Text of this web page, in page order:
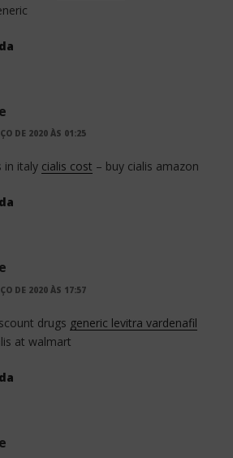
DE 2020 ÀS 01:25
in italy cialis cost – buy cialis amazon
DE 2020 ÀS 17:57
drugs generic levitra vardenafil
at walmart